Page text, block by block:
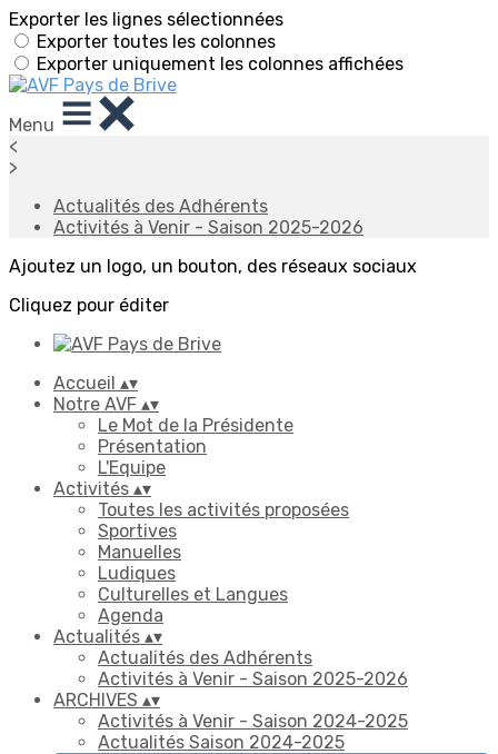
Exporter les lignes sélectionnées
Exporter toutes les colonnes
Exporter uniquement les colonnes affichées
Menu
<
>
Actualités des Adhérents
Activités à Venir - Saison 2025-2026
Ajoutez un logo, un bouton, des réseaux sociaux
Cliquez pour éditer
Accueil ▴▾
Notre AVF ▴▾
Le Mot de la Présidente
Présentation
L'Equipe
Activités ▴▾
Toutes les activités proposées
Sportives
Manuelles
Ludiques
Culturelles et Langues
Agenda
Actualités ▴▾
Actualités des Adhérents
Activités à Venir - Saison 2025-2026
ARCHIVES ▴▾
Activités à Venir - Saison 2024-2025
Actualités Saison 2024-2025